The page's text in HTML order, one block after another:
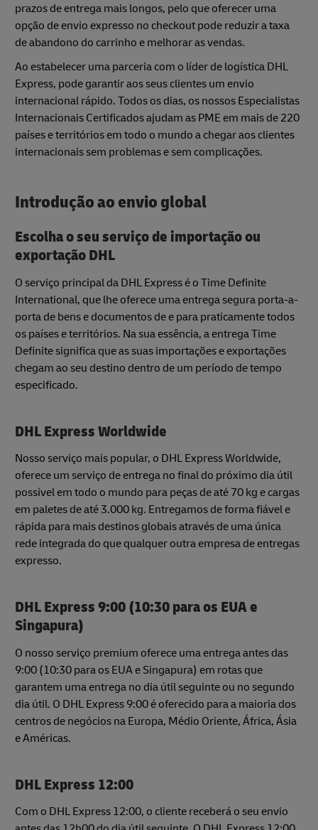
prazos de entrega mais longos, pelo que oferecer uma
opção de envio expresso no checkout pode reduzir a taxa
de abandono do carrinho e melhorar as vendas.
Ao estabelecer uma parceria com o líder de logística DHL
Express, pode garantir aos seus clientes um envio
internacional rápido. Todos os dias, os nossos Especialistas
Internacionais Certificados ajudam as PME em mais de 220
países e territórios em todo o mundo a chegar aos clientes
internacionais sem problemas e sem complicações.
Introdução ao envio global
Escolha o seu serviço de importação ou
exportação DHL
O serviço principal da DHL Express é o Time Definite
International, que lhe oferece uma entrega segura porta-a-
porta de bens e documentos de e para praticamente todos
os países e territórios. Na sua essência, a entrega Time
Definite significa que as suas importações e exportações
chegam ao seu destino dentro de um período de tempo
especificado.
DHL Express Worldwide
Nosso serviço mais popular, o DHL Express Worldwide,
oferece um serviço de entrega no final do próximo dia útil
possível em todo o mundo para peças de até 70 kg e cargas
em paletes de até 3.000 kg. Entregamos de forma fiável e
rápida para mais destinos globais através de uma única
rede integrada do que qualquer outra empresa de entregas
expresso.
DHL Express 9:00 (10:30 para os EUA e
Singapura)
O nosso serviço premium oferece uma entrega antes das
9:00 (10:30 para os EUA e Singapura) em rotas que
garantem uma entrega no dia útil seguinte ou no segundo
dia útil. O DHL Express 9:00 é oferecido para a maioria dos
centros de negócios na Europa, Médio Oriente, África, Ásia
e Américas.
DHL Express 12:00
Com o DHL Express 12:00, o cliente receberá o seu envio